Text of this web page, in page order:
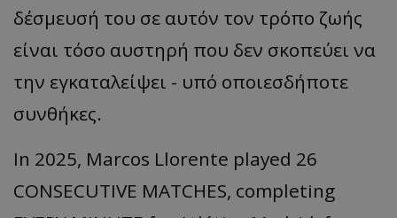
δέσμευσή του σε αυτόν τον τρόπο ζωής
είναι τόσο αυστηρή που δεν σκοπεύει να
την εγκαταλείψει - υπό οποιεσδήποτε
συνθήκες.
In 2025, Marcos Llorente played 26
CONSECUTIVE MATCHES, completing